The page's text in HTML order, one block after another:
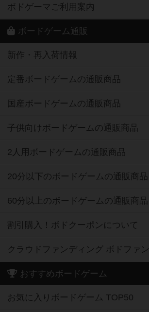
ボドゲーマご利用案内
ボードゲーム通販
新作・再入荷情報
定番ボードゲームの通販商品
国産ボードゲームの通販商品
子供向けボードゲームの通販商品
2人用ボードゲームの通販商品
20分以下のボードゲームの通販商品
60分以上のボードゲームの通販商品
割引購入！ボドクーポンについて
クラウドファンディング ボドファン
おすすめボードゲーム
お気に入りボードゲーム TOP50